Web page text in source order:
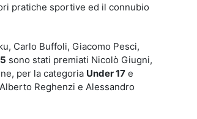
pratiche sportive ed il connubio
Carlo Buffoli, Giacomo Pesci,
sono stati premiati Nicolò Giugni,
per la categoria Under 17 e
Reghenzi e Alessandro